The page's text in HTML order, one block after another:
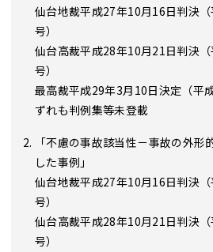
仙台地裁平成27年10月16日判決
号）
仙台高裁平成28年10月21日判決
号）
最高裁平成29年3月10日決定（平
ずれも判例集等未登載
「不慮の事故該当性－事故の外
した事例」
仙台地裁平成27年10月16日判決
号）
仙台高裁平成28年10月21日判決
号）